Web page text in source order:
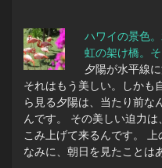
ハワイの景色
虹の架け橋。そ
夕陽が水平線
それはもう美しい。しかも
ら見る夕陽は、当たり前な
んです。 その美しい迫力
こみ上げて来るんです。
なみに、朝日を見たことは